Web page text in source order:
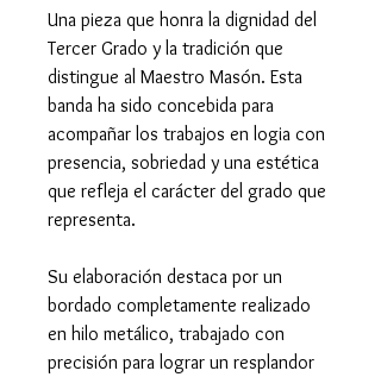
Una pieza que honra la dignidad del
Tercer Grado y la tradición que
distingue al Maestro Masón. Esta
banda ha sido concebida para
acompañar los trabajos en logia con
presencia, sobriedad y una estética
que refleja el carácter del grado que
representa.
Su elaboración destaca por un
bordado completamente realizado
en hilo metálico, trabajado con
precisión para lograr un resplandor